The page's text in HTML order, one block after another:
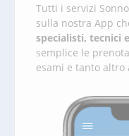
Tutti i servizi
sulla nostra App
specialisti, tecnici
semplice le
esami e tanto altro